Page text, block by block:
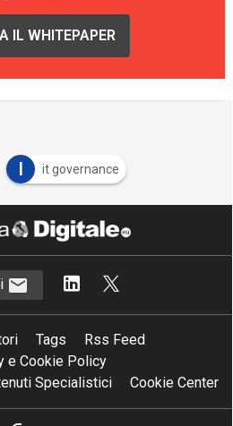
IL WHITEPAPER
I it governance
Tags
Rss Feed
e Cookie Policy
Specialistici
Cookie Center